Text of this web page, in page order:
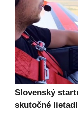
Slovenský
skutočné